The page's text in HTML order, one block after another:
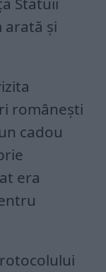
arată și
românești
cadou
era